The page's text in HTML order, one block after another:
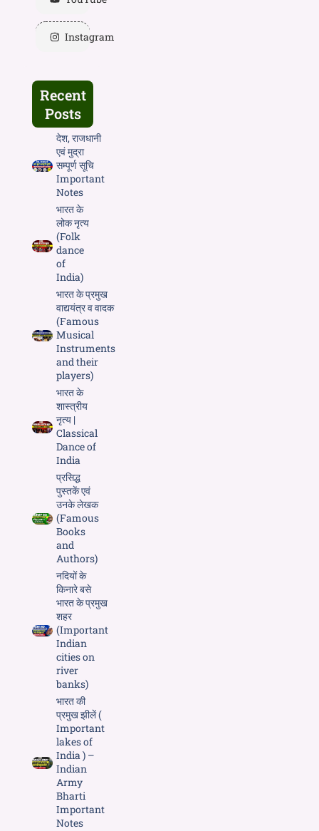
Instagram
Recent
Posts
देश, राजधानी
एवं मुद्रा
सम्पूर्ण सूचि
Important
Notes
भारत के
लोक नृत्य
(Folk
dance
of
India)
भारत के प्रमुख
वाद्ययंत्र व वादक
(Famous
Musical
Instruments
and their
players)
भारत के
शास्त्रीय
नृत्य |
Classical
Dance of
India
प्रसिद्ध
पुस्तकें एवं
उनके लेखक
(Famous
Books
and
Authors)
नदियों के
किनारे बसे
भारत के प्रमुख
शहर
(Important
Indian
cities on
river
banks)
भारत की
प्रमुख झीलें (
Important
lakes of
India ) –
Indian
Army
Bharti
Important
Notes